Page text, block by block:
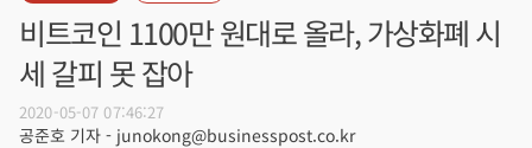
비트코인 1100만 원대로 올라, 가상화폐 시
세 갈피 못 잡아
2020-05-07 07:46:27
공준호 기자 - junokong@businesspost.co.kr